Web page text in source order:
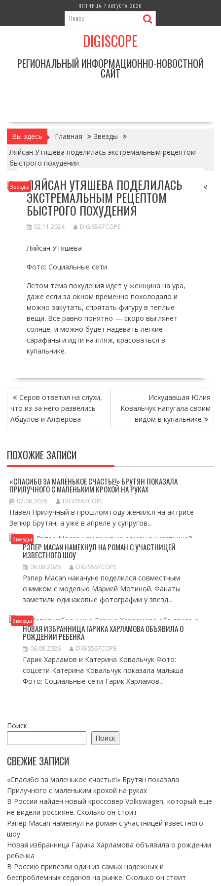
содержимому
ПЯТНИЦА, 7 АВГУСТА, 2026
DIGISCOPE
РЕГИОНАЛЬНЫЙ ИНФОРМАЦИОННО-НОВОСТНОЙ
САЙТ
Вы здесь Главная
Звезды
Ляйсан Утяшева поделилась экстремальным рецептом
быстрого похудения
ЗвездыЛЯЙСАН УТЯШЕВА ПОДЕЛИЛАСЬ
ЭКСТРЕМАЛЬНЫМ РЕЦЕПТОМ
БЫСТРОГО ПОХУДЕНИЯ
02.11.2024 DIGIS567COPE
Ляйсан Утяшева
Фото: Социальные сети
Летом тема похудения идет у женщина на ура,
даже если за окном временно похолодало и
можно закутать, спрятать фигуру в теплые
вещи. Все равно понятно — скоро выглянет
солнце, и можно будет надевать легкие
сарафаны и идти на пляж, красоваться в
купальнике.
НАВИГАЦИЯ
ПО
ЗАПИСЯМ
Серов ответил на слухи,
что из-за него развелись
Абдулов и Алферова
Исхудавшая Юлия
Ковальчук напугала своим
видом в купальнике
ПОХОЖИЕ ЗАПИСИ
«СПАСИБО ЗА МАЛЕНЬКОЕ СЧАСТЬЕ!» БРУТЯН ПОКАЗАЛА
ПРИЛУЧНОГО С МАЛЕНЬКИМ КРОХОЙ НА РУКАХ
07.08.2026 DIGIS567COPE
Павел Прилучный в прошлом году женился на актрисе
Зепюр Брутян, а уже в апреле у супругов...
Звезды
РЭПЕР MACAN НАМЕКНУЛ НА РОМАН С УЧАСТНИЦЕЙ
ИЗВЕСТНОГО ШОУ
06.08.2026 DIGIS567COPE
Рэпер Macan накануне поделился совместным
снимком с моделью Марией Мотиной. Фанаты
заметили одинаковые фотографии у звезд...
Звезды
НОВАЯ ИЗБРАННИЦА ГАРИКА ХАРЛАМОВА ОБЪЯВИЛА О
РОЖДЕНИИ РЕБЕНКА
06.08.2026 DIGIS567COPE
Гарик Харламов и Катерина Ковальчук Фото:
соцсети Катерина Ковальчук показала малыша
Фото: Социальные сети Гарик Харламов...
Поиск
Поиск
СВЕЖИЕ ЗАПИСИ
«Спасибо за маленькое счастье!» Брутян показала
Прилучного с маленьким крохой на руках
В России найден новый кроссовер Volkswagen, который еще
не видели россияне. Сколько он стоит
Рэпер Macan намекнул на роман с участницей известного
шоу
Новая избранница Гарика Харламова объявила о рождении
ребенка
В Россию привезли один из самых надежных и
беспроблемных седанов на рынке. Сколько он стоит